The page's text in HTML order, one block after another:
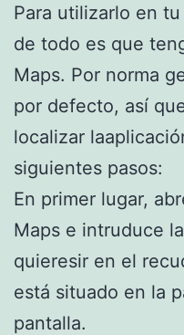
Para utilizarlo en
de todo es que
Maps. Por norma
por defecto, así
localizar
siguientes pasos:
En primer lugar,
Maps e intruduce
quieresir en el
está situado en la
pantalla.